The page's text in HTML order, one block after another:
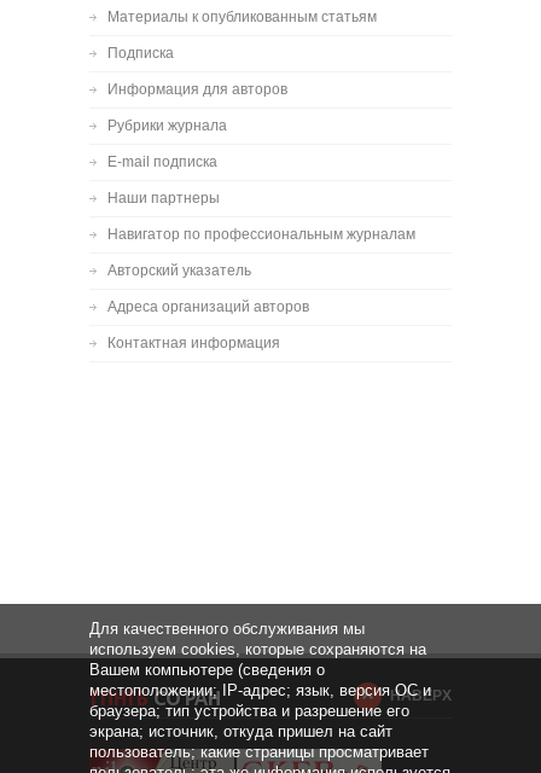
Материалы к опубликованным статьям
Подписка
Информация для авторов
Рубрики журнала
E-mail подписка
Наши партнеры
Навигатор по профессиональным журналам
Авторский указатель
Адреса организаций авторов
Контактная информация
НАВЕРХ
Для качественного обслуживания мы
используем cookies, которые сохраняются на
Вашем компьютере (сведения о
местоположении; IP-адрес; язык, версия ОС и
браузера; тип устройства и разрешение его
экрана; источник, откуда пришел на сайт
пользователь; какие страницы просматривает